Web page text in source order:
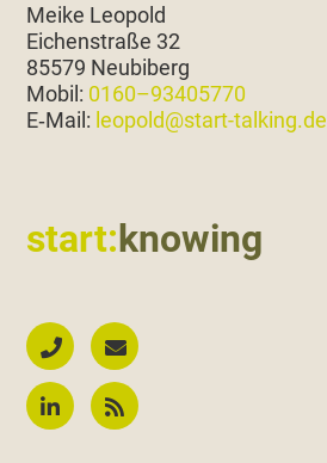
Meike Leopold
Eichen­straße 32
85579 Neubiberg
Mobil: 0160–93405770
E‑Mail: leopold@start-talking.de
start:knowing